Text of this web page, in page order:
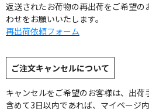
返送されたお荷物の再出荷をご希望
わせをお願いいたします。
再出荷依頼フォーム
ご注文キャンセルについて
キャンセルをご希望のお客様は、出
含めて3日以内であれば、マイページ